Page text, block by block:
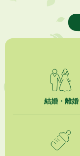
2026年8月9日
指定管理者公募中の施設
2026年8月7日
SDGsイベント「 はじ
川東病院×エニタイムフ
結婚・離婚